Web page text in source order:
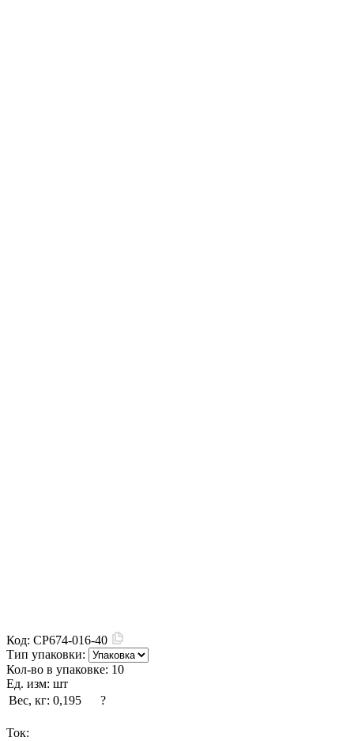
Код: CP674-016-40
Тип упаковки:
Кол-во в упаковке: 10
Ед. изм: шт
Вес, кг: 0,195 ?
Ток: